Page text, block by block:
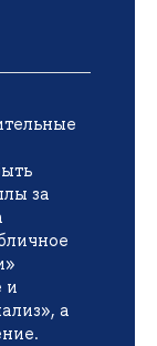
за
и
а